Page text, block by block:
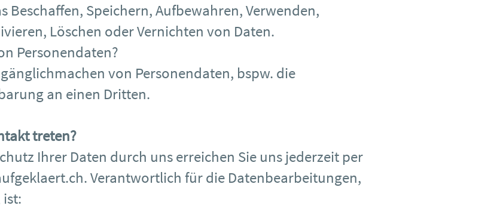
Beschaffen, Speichern, Aufbewahren, Verwenden,
Löschen oder Vernichten von Daten.
Personendaten?
von Personendaten, bspw. die
an einen Dritten.
treten?
Ihrer Daten durch uns erreichen Sie uns jederzeit per
. Verantwortlich für die Datenbearbeitungen,